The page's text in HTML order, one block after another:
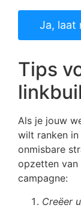
Ja, laat
Tips
Als je jouw
wilt ranken
onmisbare
opzetten van
campagne:
Creëer